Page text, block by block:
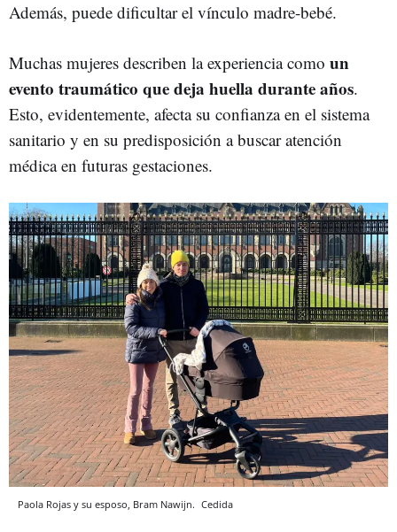
Además, puede dificultar el vínculo madre-bebé.
Muchas mujeres describen la experiencia como un
evento traumático que deja huella durante años.
Esto, evidentemente, afecta su confianza en el sistema
sanitario y en su predisposición a buscar atención
médica en futuras gestaciones.
Paola Rojas y su esposo, Bram Nawijn. Cedida